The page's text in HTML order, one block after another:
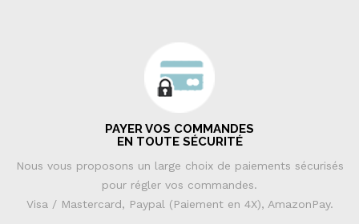
PAYER VOS COMMANDES
EN TOUTE SÉCURITÉ
Nous vous proposons un large choix de paiements sécurisés
pour régler vos commandes.
Visa / Mastercard, Paypal (Paiement en 4X), AmazonPay.